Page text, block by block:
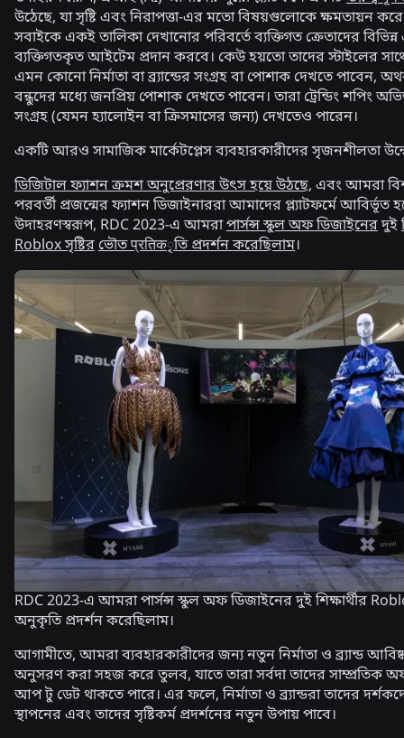
উঠেছে, যা সৃষ্টি এবং নিরাপত্তা-এর মতো বিষয়গুলোকে ক্ষমতায়ন
সবাইকে একই তালিকা দেখানোর পরিবর্তে ব্যক্তিগত ক্রেতাদের
ব্যক্তিগতকৃত আইটেম প্রদান করবে। কেউ হয়তো তাদের স্টাইলের
এমন কোনো নির্মাতা বা ব্র্যান্ডের সংগ্রহ বা পোশাক দেখতে পাবেন,
বন্ধুদের মধ্যে জনপ্রিয় পোশাক দেখতে পাবেন। তারা ট্রেন্ডিং শপিং
সংগ্রহ (যেমন হ্যালোইন বা ক্রিসমাসের জন্য) দেখতেও পারেন।
একটি আরও সামাজিক মার্কেটপ্লেস ব্যবহারকারীদের সৃজনশীলতা
ডিজিটাল ফ্যাশন ক্রমশ অনুপ্রেরণার উৎস হয়ে উঠছে, এবং আমরা
পরবর্তী প্রজন্মের ফ্যাশন ডিজাইনাররা আমাদের প্ল্যাটফর্মে আবির্ভূত
উদাহরণস্বরূপ, RDC 2023-এ আমরাপার্সন্স স্কুল অফ ডিজাইনেরদুই
Roblox সৃষ্টিরভৌত प्रतिकৃতি প্রদর্শন করেছিলাম।
RDC 2023-এ আমরা পার্সন্স স্কুল অফ ডিজাইনের দুই শিক্ষার্থীর
অনুকৃতি প্রদর্শন করেছিলাম।
আগামীতে, আমরা ব্যবহারকারীদের জন্য নতুন নির্মাতা ও ব্র্যান্ড
অনুসরণ করা সহজ করে তুলব, যাতে তারা সর্বদা তাদের সাম্প্রতিক
আপ টু ডেট থাকতে পারে। এর ফলে, নির্মাতা ও ব্র্যান্ডরা তাদের
স্থাপনের এবং তাদের সৃষ্টিকর্ম প্রদর্শনের নতুন উপায় পাবে।